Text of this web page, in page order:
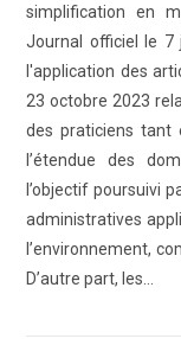
simplification en
Journal officiel le 7
l'application des
23 octobre 2023
des praticiens tant
l’étendue des
l’objectif poursuivi
administratives
l’environnement,
D’autre part, les…